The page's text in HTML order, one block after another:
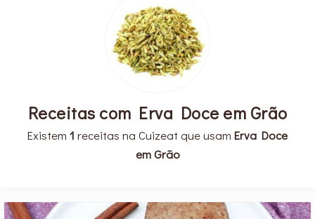
Receitas com Erva Doce em Grão
Existem 1 receitas na Cuizeat que usam Erva Doce
em Grão